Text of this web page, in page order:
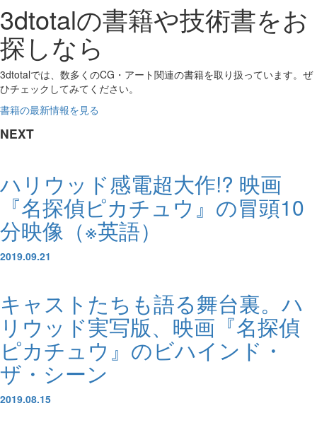
3dtotalの書籍や技術書をお
探しなら
3dtotalでは、数多くのCG・アート関連の書籍を取り扱っています。ぜ
ひチェックしてみてください。
書籍の最新情報を見る
NEXT
ハリウッド感電超大作!? 映画
『名探偵ピカチュウ』の冒頭10
分映像（※英語）
2019.09.21
キャストたちも語る舞台裏。ハ
リウッド実写版、映画『名探偵
ピカチュウ』のビハインド・
ザ・シーン
2019.08.15